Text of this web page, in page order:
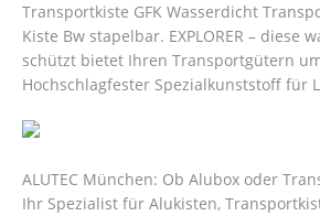
Transportkiste GFK Wasserdicht
Kiste Bw stapelbar. EXPLORER – diese
schützt bietet Ihren Transportgütern
Hochschlagfester Spezialkunststoff für
ALUTEC München: Ob Alubox oder
Ihr Spezialist für Alukisten,